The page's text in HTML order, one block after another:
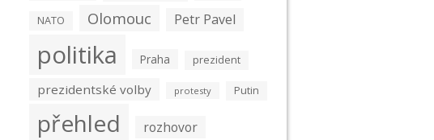
NATO Olomouc Petr Pavel
politika Praha prezident
prezidentské volby protesty Putin
přehled rozhovor